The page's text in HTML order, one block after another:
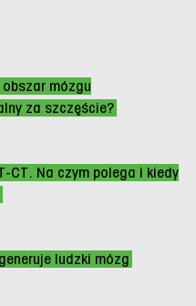
mózgu
za szczęście?
CT. Na czym polega i kiedy
ludzki mózg